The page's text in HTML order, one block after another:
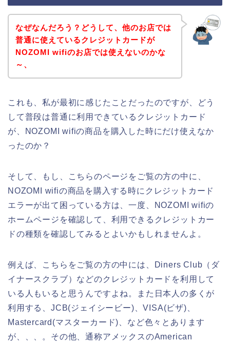
なぜなんだろう？どうして、他のお店では
普通に使えているクレジットカードが
NOZOMI wifiのお店では使えないのかな
～、
これも、私が最初に感じたことだったのですが、どう
して普段は普通に利用できているクレジットカード
が、NOZOMI wifiの商品を購入した時にだけ使えなか
ったのか？
そして、もし、こちらのページをご覧の方の中に、
NOZOMI wifiの商品を購入する時にクレジットカード
エラーが出て困っている方は、一度、NOZOMI wifiの
ホームページを確認して、利用できるクレジットカー
ドの種類を確認してみるとよいかもしれませんよ。
例えば、こちらをご覧の方の中には、Diners Club（ダ
イナースクラブ）などのクレジットカードを利用して
いる人もいると思うんですよね。また日本人の多くが
利用する、JCB(ジェイシービー)、VISA(ビザ)、
Mastercard(マスターカード)、など色々とあります
が、、、。その他、通称アメックスのAmerican